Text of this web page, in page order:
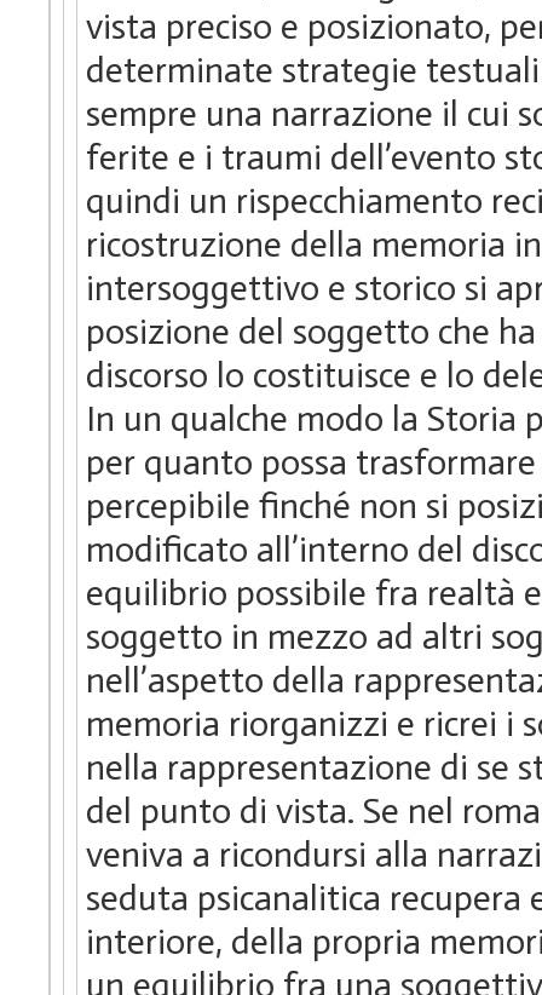
vista preciso e posizionato,
determinate strategie
sempre una narrazione il cui
ferite e i traumi dell’evento
quindi un rispecchiamento
ricostruzione della memoria
intersoggettivo e storico si
posizione del soggetto che
discorso lo costituisce e lo
In un qualche modo la Storia
per quanto possa
percepibile finché non si
modificato all’interno del
equilibrio possibile fra realtà
soggetto in mezzo ad altri
nell’aspetto della
memoria riorganizzi e ricrei i
nella rappresentazione di se
del punto di vista. Se nel
veniva a ricondursi alla
seduta psicanalitica
interiore, della propria
un equilibrio fra una